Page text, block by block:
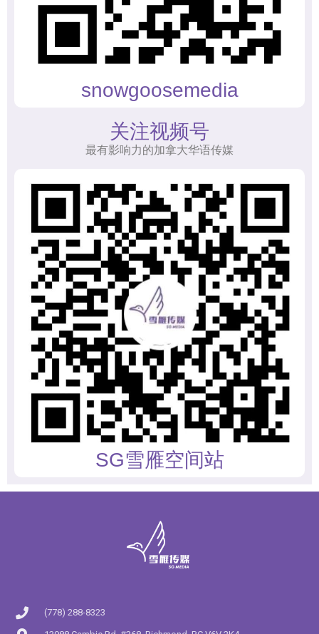
snowgoosemedia
关注视频号
最有影响力的加拿大华语传媒
SG雪雁空间站
(778) 288-8323